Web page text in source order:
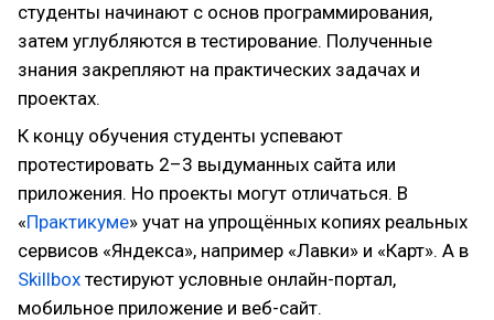
студенты начинают с основ программирования,
затем углубляются в тестирование. Полученные
знания закрепляют на практических задачах и
проектах.
К концу обучения студенты успевают
протестировать 2–3 выдуманных сайта или
приложения. Но проекты могут отличаться. В
«Практикуме» учат на упрощённых копиях реальных
сервисов «Яндекса», например «Лавки» и «Карт». А в
Skillbox тестируют условные онлайн-портал,
мобильное приложение и веб-сайт.